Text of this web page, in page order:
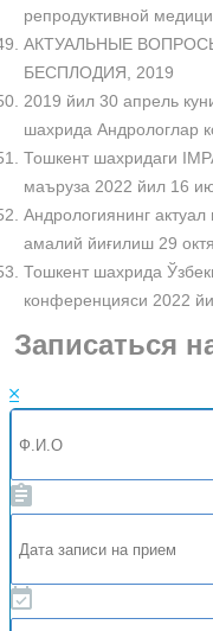
репродуктивной
АКТУАЛЬНЫЕ
БЕСПЛОДИЯ, 2019
2019 йил 30 апрель
шахрида Андрологлар
Тошкент шахридаги
маъруза 2022 йил 16
Андрологиянинг
амалий йиғилиш 29
Тошкент шахрида
конференцияси 2022
Записаться